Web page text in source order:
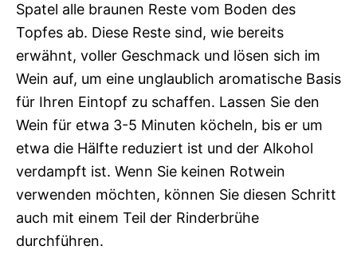
Spatel alle braunen Reste vom Boden des
Topfes ab. Diese Reste sind, wie bereits
erwähnt, voller Geschmack und lösen sich im
Wein auf, um eine unglaublich aromatische Basis
für Ihren Eintopf zu schaffen. Lassen Sie den
Wein für etwa 3-5 Minuten köcheln, bis er um
etwa die Hälfte reduziert ist und der Alkohol
verdampft ist. Wenn Sie keinen Rotwein
verwenden möchten, können Sie diesen Schritt
auch mit einem Teil der Rinderbrühe
durchführen.